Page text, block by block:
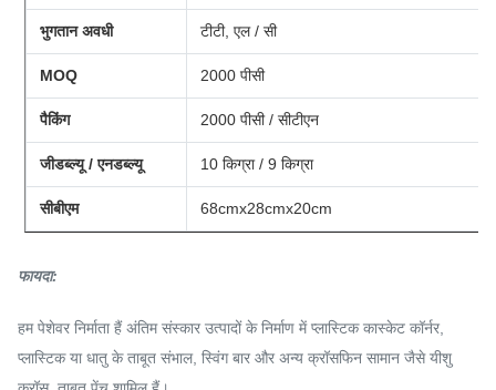
भुगतान अवधी टीटी, एल / सी
MOQ 2000 पीसी
पैकिंग 2000 पीसी / सीटीएन
जीडब्ल्यू / एनडब्ल्यू 10 किग्रा / 9 किग्रा
सीबीएम 68cmx28cmx20cm
फायदा:
हम पेशेवर निर्माता हैं अंतिम संस्कार उत्पादों के निर्माण में प्लास्टिक कास्केट कॉर्नर,
प्लास्टिक या धातु के ताबूत संभाल, स्विंग बार और अन्य क्रॉसफिन सामान जैसे यीशु